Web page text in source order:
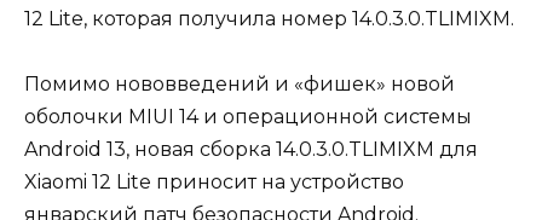
12 Lite, которая получила номер 14.0.3.0.TLIMIXM.
Помимо нововведений и «фишек» новой
оболочки MIUI 14 и операционной системы
Android 13, новая сборка 14.0.3.0.TLIMIXM для
Xiaomi 12 Lite приносит на устройство
январский патч безопасности Android.